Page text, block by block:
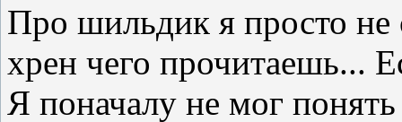
Про шильдик я просто
хрен чего прочитаешь...
Я поначалу не мог